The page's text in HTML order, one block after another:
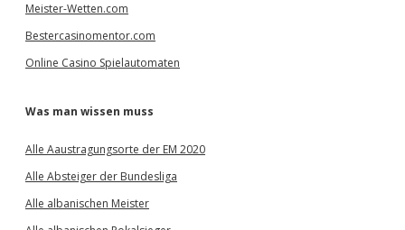
Meister-Wetten.com
Bestercasinomentor.com
Online Casino Spielautomaten
Was man wissen muss
Alle Aaustragungsorte der EM 2020
Alle Absteiger der Bundesliga
Alle albanischen Meister